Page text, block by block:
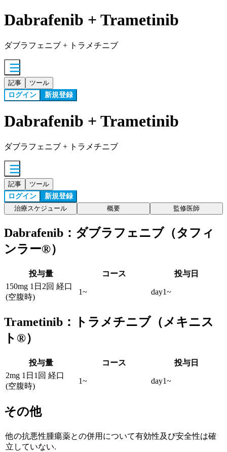
Dabrafenib + Trametinib
ダブラフェニブ + トラメチニブ
記事 ツール
ログイン 新規登録
Dabrafenib + Trametinib
ダブラフェニブ + トラメチニブ
記事 ツール
ログイン 新規登録
治療スケジュール 概要 監修医師
Dabrafenib：ダブラフェニブ（タフィ
ンラー®）
投与量 コース
投与日
150mg 1日2回 経口
(空腹時)
1~ day1~
Trametinib：トラメチニブ（メキニス
ト®）
投与量 コース
投与日
2mg 1日1回 経口
(空腹時)
1~ day1~
その他
他の抗悪性腫瘍薬との併用について有効性及び安全性は確
立していない.